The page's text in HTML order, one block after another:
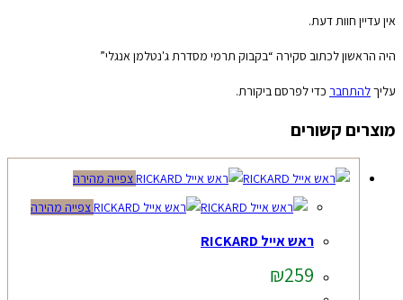
אין עדיין חוות דעת.
היה הראשון לכתוב סקירה “בקבוק תרמי מסדרת ג'נטלמן אנגלי”
עליךלהתחבר כדי לפרסם ביקורת.
מוצרים קשורים
צפייה מהירה
צפייה מהירה
ראש אייל RICKARD
₪259